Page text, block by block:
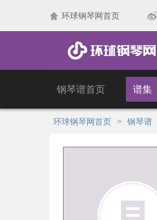
环球钢琴网首页
钢琴谱首页 谱集
环球钢琴网首页 > 钢琴谱